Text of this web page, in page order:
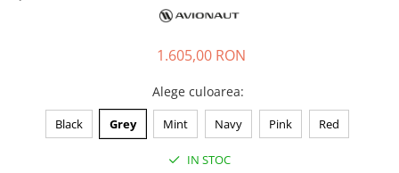
1.605,00 RON
Alege culoarea:
Black Grey Mint Navy Pink Red
IN STOC